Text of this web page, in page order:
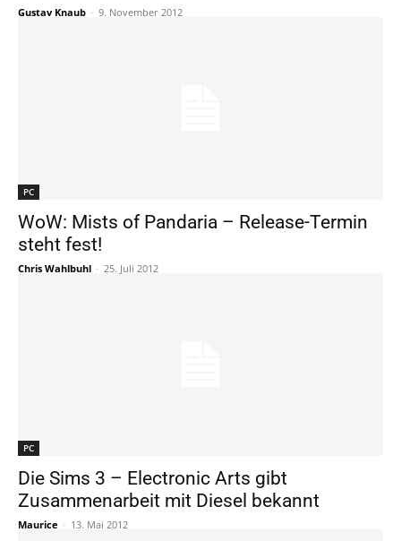
Gustav Knaub - 9. November 2012
PC
WoW: Mists of Pandaria – Release-Termin
steht fest!
Chris Wahlbuhl - 25. Juli 2012
PC
Die Sims 3 – Electronic Arts gibt
Zusammenarbeit mit Diesel bekannt
Maurice - 13. Mai 2012